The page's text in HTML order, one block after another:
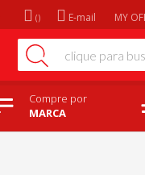
E-mail MY
Compre por
MARCA